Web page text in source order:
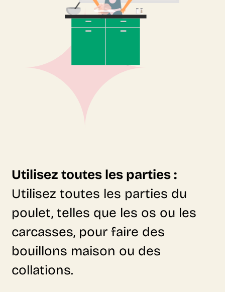
Utilisez toutes les parties :
Utilisez toutes les parties du
poulet, telles que les os ou les
carcasses, pour faire des
bouillons maison ou des
collations.